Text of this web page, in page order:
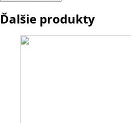
Ďalšie produkty